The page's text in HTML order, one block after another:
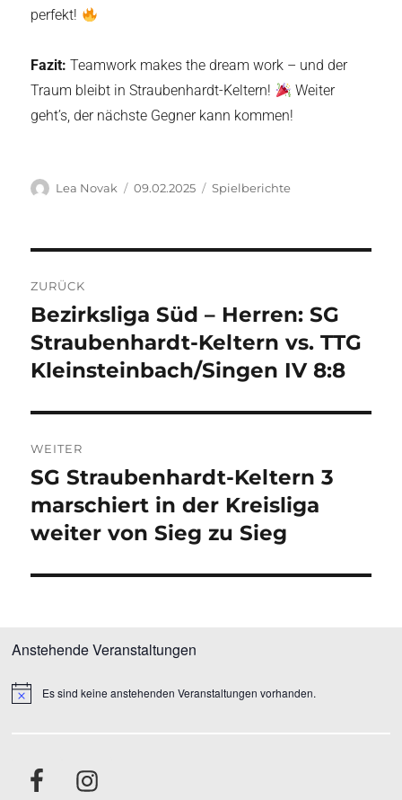
perfekt!
Fazit: Teamwork makes the dream work – und der
Traum bleibt in Straubenhardt-Keltern!
Weiter
geht’s, der nächste Gegner kann kommen!
Autor
Lea Novak
Veröffentlicht
09.02.2025 Kategorien
Spielberichte
ZURÜCK
Vorheriger
Beitrag:
Bezirksliga Süd – Herren: SG
Straubenhardt-Keltern vs. TTG
Kleinsteinbach/Singen IV 8:8
WEITER
Nächster
Beitrag:
SG Straubenhardt-Keltern 3
marschiert in der Kreisliga
weiter von Sieg zu Sieg
Anstehende Veranstaltungen
H
Es sind keine anstehenden Veranstaltungen vorhanden.